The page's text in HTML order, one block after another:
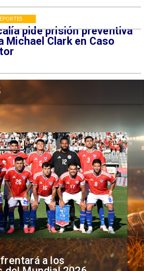
pide prisión preventiva
Michael Clark en Caso
a los